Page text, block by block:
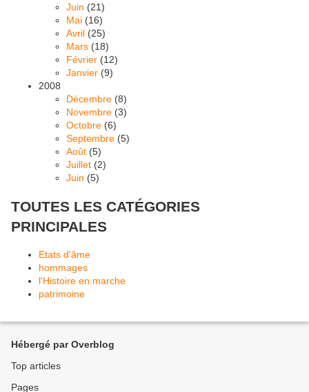
Juin (21)
Mai (16)
Avril (25)
Mars (18)
Février (12)
Janvier (9)
2008
Décembre (8)
Novembre (3)
Octobre (6)
Septembre (5)
Août (5)
Juillet (2)
Juin (5)
TOUTES LES CATÉGORIES
PRINCIPALES
Etats d'âme
hommages
l'Histoire en marche
patrimoine
Hébergé par Overblog
Top articles
Pages